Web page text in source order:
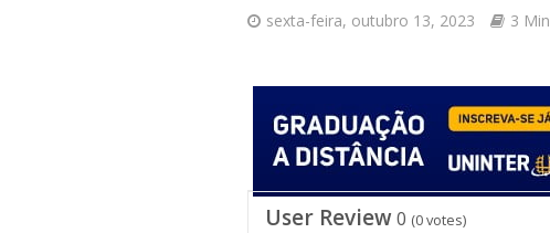
sexta-feira, outubro 13, 2023 3
User Review0 (0votes)